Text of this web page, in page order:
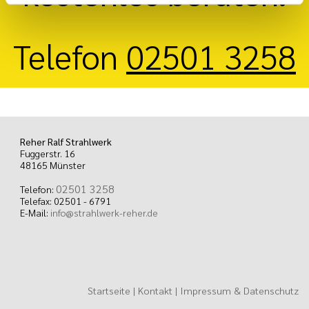
Telefon 02501 3258
Reher Ralf Strahlwerk
Fuggerstr. 16
48165 Münster
Telefon: 02501 3258
Telefax: 02501 - 6791
E-Mail: info@strahlwerk-reher.de
Startseite | Kontakt | Impressum & Datenschutz